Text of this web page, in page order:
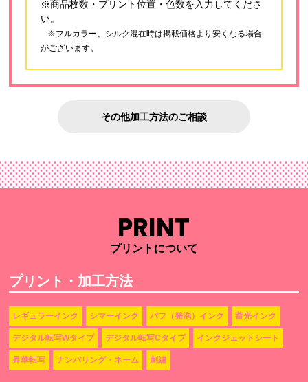
※商品枚数・プリント位置・色数を入力してくださ
い。
※フルカラー、シルク混在時は掲載価格より安くなる場合
がございます。
その他加工方法のご相談
PRINT
プリントについて
プリント・加工方法
レギュラーインク シマーインク パフ（発泡）インク 蓄光インク
デジタル転写Wタイプ デジタル転写Cタイプ インクジェットシート
昇華転写 ナンバリング・ネーム 刺繡